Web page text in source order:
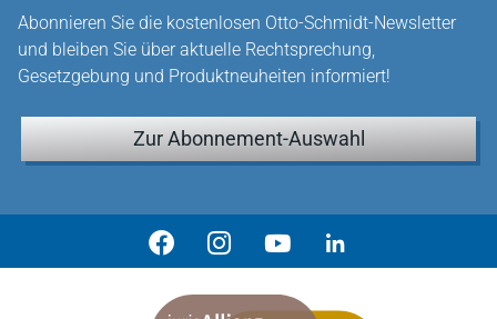
Abonnieren Sie die kostenlosen Otto-Schmidt-Newsletter
und bleiben Sie über aktuelle Rechtsprechung,
Gesetzgebung und Produktneuheiten informiert!
Zur Abonnement-Auswahl